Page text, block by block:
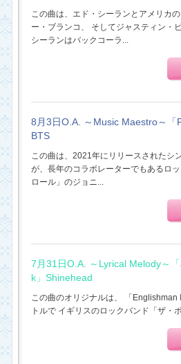
この曲は、エド・シーランとアメリカ
ー・ブランコ、 そしてジャスティン・
シーランはバックコーラ...
8月3日O.A. ～Music Maestro～「
BTS
この曲は、2021年にリリースされたシ
が、長年のコラボレーターでもあるロ
ロール」のジョニ...
7月31日O.A. ～Lyrical Melody～
k」Shinehead
この曲のオリジナルは、 「Englishman
トルで イギリスのロックバンド「ザ・